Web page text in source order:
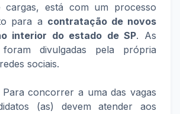
cargas, está com um processo
para a contratação de novos
interior do estado de SP. As
foram divulgadas pela própria
sociais.
Para concorrer a uma das vagas
(as) devem atender aos